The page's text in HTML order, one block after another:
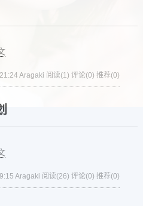
Aragaki 阅读(1) 评论(0) 推荐(0)
Aragaki 阅读(26) 评论(0) 推荐(0)